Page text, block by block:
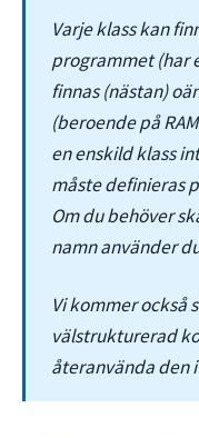
Varje klass kan
programmet (har
finnas (nästan)
(beroende på
en enskild klass
måste definieras
Om du behöver
namn använder
Vi kommer också
välstrukturerad
återanvända den